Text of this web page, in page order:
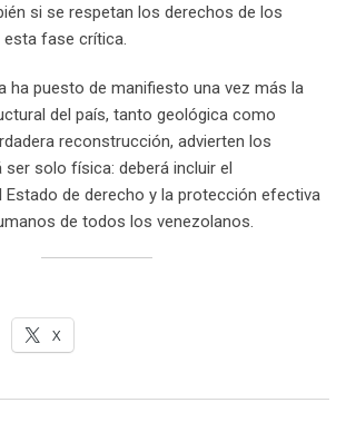
si se respetan los derechos de los
fase crítica.
ha puesto de manifiesto una vez más la
del país, tanto geológica como
reconstrucción, advierten los
solo física: deberá incluir el
de derecho y la protección efectiva
de todos los venezolanos.
X